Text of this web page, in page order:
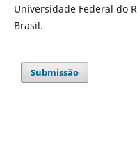
Universidade Federal do
Brasil.
Submissão